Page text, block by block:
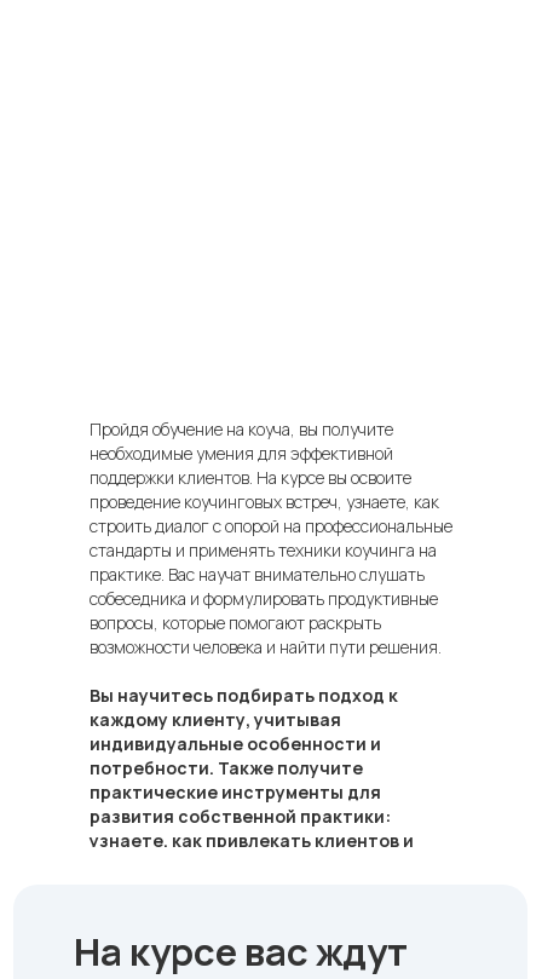
Пройдя обучение на коуча, вы получите
необходимые умения для эффективной
поддержки клиентов. На курсе вы освоите
проведение коучинговых встреч, узнаете, как
строить диалог с опорой на профессиональные
стандарты и применять техники коучинга на
практике. Вас научат внимательно слушать
собеседника и формулировать продуктивные
вопросы, которые помогают раскрыть
возможности человека и найти пути решения.
Вы научитесь подбирать подход к
каждому клиенту, учитывая
индивидуальные особенности и
потребности. Также получите
практические инструменты для
развития собственной практики:
узнаете, как привлекать клиентов и
На курсе вас ждут